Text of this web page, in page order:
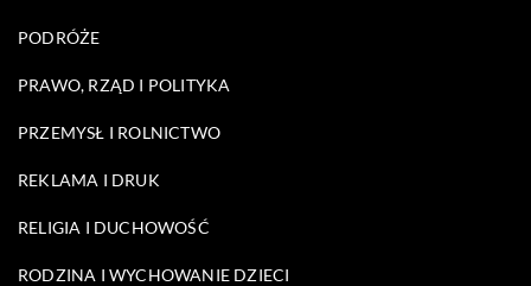
PODRÓŻE
PRAWO, RZĄD I POLITYKA
PRZEMYSŁ I ROLNICTWO
REKLAMA I DRUK
RELIGIA I DUCHOWOŚĆ
RODZINA I WYCHOWANIE DZIECI